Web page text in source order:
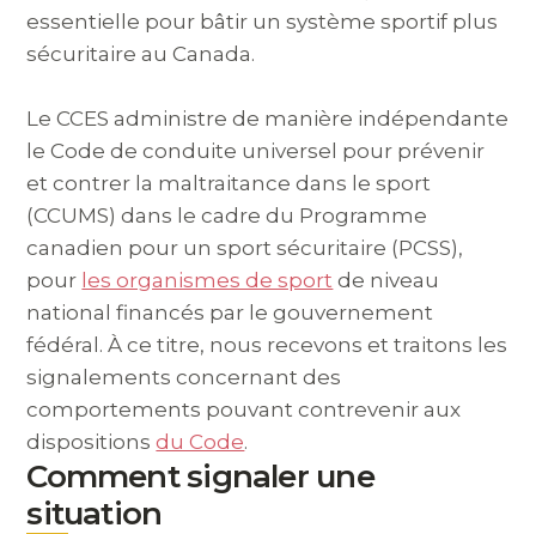
essentielle pour bâtir un système sportif plus
sécuritaire au Canada.
Le CCES administre de manière indépendante
le Code de conduite universel pour prévenir
et contrer la maltraitance dans le sport
(CCUMS) dans le cadre du Programme
canadien pour un sport sécuritaire (PCSS),
pour les organismes de sport de niveau
national financés par le gouvernement
fédéral. À ce titre, nous recevons et traitons les
signalements concernant des
comportements pouvant contrevenir aux
dispositionsdu Code.
Comment signaler une
situation